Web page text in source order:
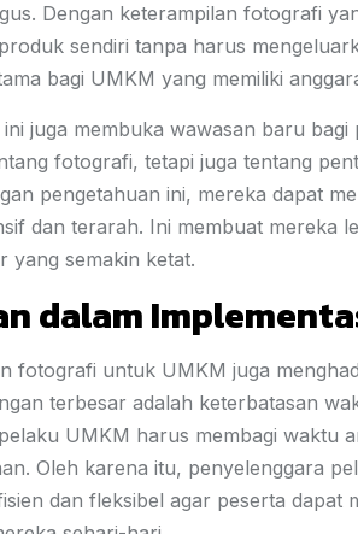
Dengan keterampilan fotografi
sendiri tanpa harus
bagi UMKM yang memiliki
ini juga membuka wawasan baru
fotografi, tetapi juga tentang
pengetahuan ini, mereka dapat
dan terarah. Ini membuat mereka
yang semakin ketat.
dalam
fotografi untuk UMKM juga
terbesar adalah keterbatasan
UMKM harus membagi waktu
Oleh karena itu, penyelenggara
dan fleksibel agar peserta dapat